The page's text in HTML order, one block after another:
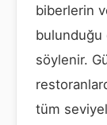
biberlerin
bulunduğu
söylenir.
tüm